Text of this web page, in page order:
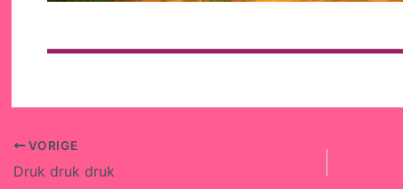
VORIGE
Druk druk druk